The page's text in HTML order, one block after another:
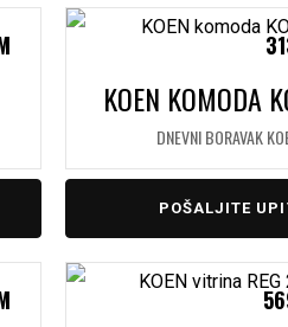
KOEN KOMODA
DNEVNI BORAVAK
POŠALJITE